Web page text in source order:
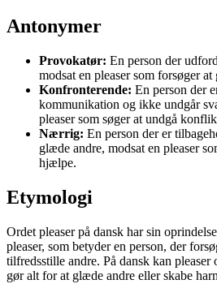
Antonymer
Provokatør: En person der
modsat en pleaser som forsøger
Konfronterende: En person der
kommunikation og ikke undgår
pleaser som søger at undgå
Nærrig: En person der er
glæde andre, modsat en pleaser
hjælpe.
Etymologi
Ordet pleaser på dansk har sin
pleaser, som betyder en person, der
tilfredsstille andre. På dansk kan
gør alt for at glæde andre eller skabe